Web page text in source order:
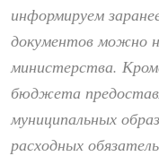
информируем
документов можно
министерства.
бюджета
муниципальных
расходных